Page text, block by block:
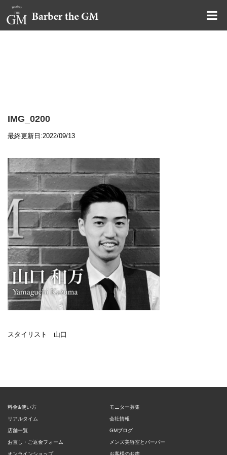
IMG_0200
最終更新日:2022/09/13
スタイリスト 山口
料金&使い方
リアルタイム
店舗一覧
お直し・ご返金フォーム
モニター募集
会社情報
GMブログ
メンズ美容室とバーバー